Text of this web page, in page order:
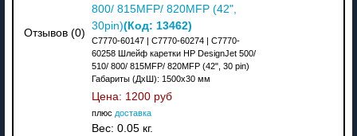
Отзывов (0)
800/ 815MFP/ 820MFP (42",
30pin)(Код: 13462)
C7770-60147 | C7770-60274 | C7770-
60258 Шлейф каретки HP DesignJet 500/
510/ 800/ 815MFP/ 820MFP (42", 30 pin)
Габариты (ДхШ): 1500x30 мм
Цена: 1200 руб
плюс доставка
Вес: 0.05 кг.